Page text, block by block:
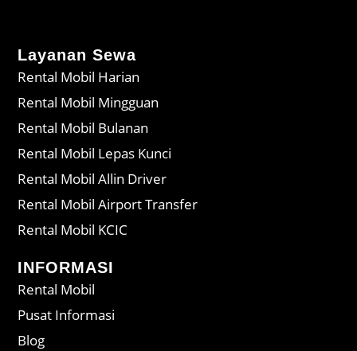
Layanan Sewa
Rental Mobil Harian
Rental Mobil Mingguan
Rental Mobil Bulanan
Rental Mobil Lepas Kunci
Rental Mobil Allin Driver
Rental Mobil Airport Transfer
Rental Mobil KCIC
INFORMASI
Rental Mobil
Pusat Informasi
Blog